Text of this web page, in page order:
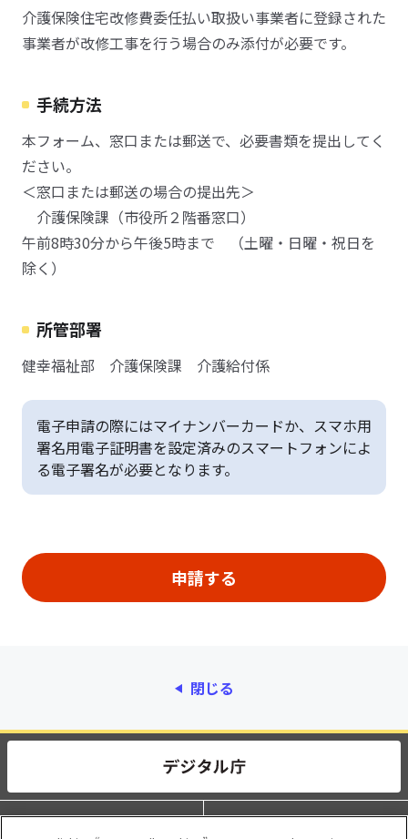
介護保険住宅改修費委任払い取扱い事業者に登録された
事業者が改修工事を行う場合のみ添付が必要です。
手続方法
本フォーム、窓口または郵送で、必要書類を提出してく
ださい。
＜窓口または郵送の場合の提出先＞
介護保険課（市役所２階番窓口）
午前8時30分から午後5時まで （土曜・日曜・祝日を
除く）
所管部署
健幸福祉部 介護保険課 介護給付係
電子申請の際にはマイナンバーカードか、スマホ用
署名用電子証明書を設定済みのスマートフォンによ
る電子署名が必要となります。
閉じる
動作環境 個人情報保護